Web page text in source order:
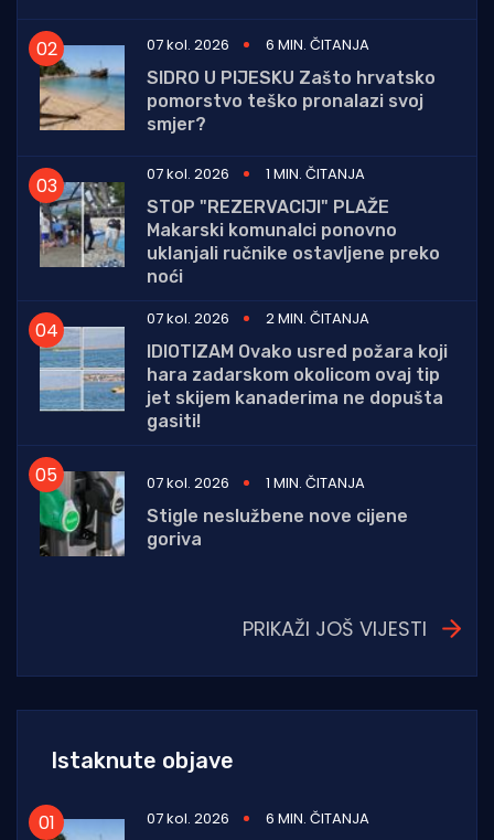
07 kol. 2026
6 MIN. ČITANJA
SIDRO U PIJESKU Zašto hrvatsko
pomorstvo teško pronalazi svoj
smjer?
07 kol. 2026
1 MIN. ČITANJA
STOP "REZERVACIJI" PLAŽE
Makarski komunalci ponovno
uklanjali ručnike ostavljene preko
noći
07 kol. 2026
2 MIN. ČITANJA
IDIOTIZAM Ovako usred požara koji
hara zadarskom okolicom ovaj tip
jet skijem kanaderima ne dopušta
gasiti!
07 kol. 2026
1 MIN. ČITANJA
Stigle neslužbene nove cijene
goriva
PRIKAŽI JOŠ VIJESTI
Istaknute objave
07 kol. 2026
6 MIN. ČITANJA